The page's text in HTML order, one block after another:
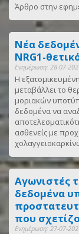
Άρθρο στην
Νέα
NRG1-
Ενημέρωση: 28-07-
Η
μεταβάλλει το
μοριακών
δεδομένα να
ασθενείς με
Αγωνιστές
δεδομένα
που
Ενημέρωση: 27-07-